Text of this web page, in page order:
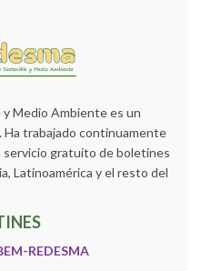
Medio Ambiente es un
. Ha trabajado continuamente
gratuito de boletines
Latinoamérica y el resto del
REDESMA